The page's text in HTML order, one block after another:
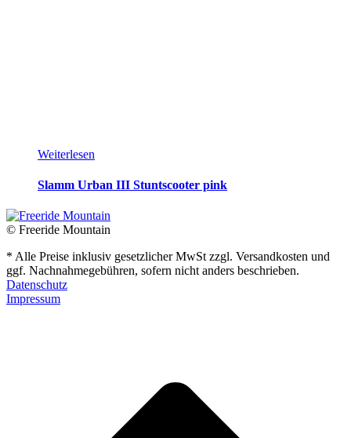
Weiterlesen
Slamm Urban III Stuntscooter pink
© Freeride Mountain
* Alle Preise inklusiv gesetzlicher MwSt zzgl. Versandkosten und
ggf. Nachnahmegebühren, sofern nicht anders beschrieben.
Datenschutz
Impressum